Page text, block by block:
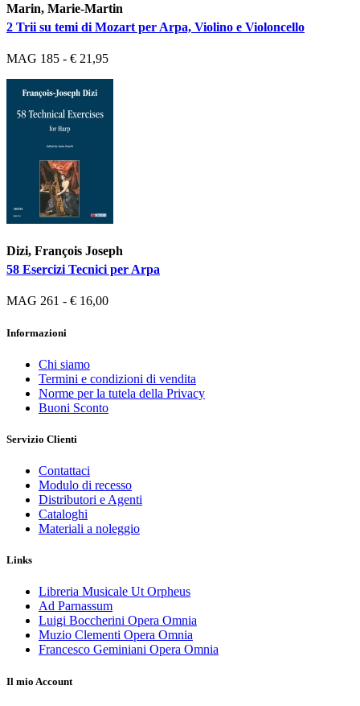
Marin, Marie-Martin
2 Trii su temi di Mozart per Arpa, Violino e Violoncello
MAG 185 - € 21,95
Dizi, François Joseph
58 Esercizi Tecnici per Arpa
MAG 261 - € 16,00
Informazioni
Chi siamo
Termini e condizioni di vendita
Norme per la tutela della Privacy
Buoni Sconto
Servizio Clienti
Contattaci
Modulo di recesso
Distributori e Agenti
Cataloghi
Materiali a noleggio
Links
Libreria Musicale Ut Orpheus
Ad Parnassum
Luigi Boccherini Opera Omnia
Muzio Clementi Opera Omnia
Francesco Geminiani Opera Omnia
Il mio Account